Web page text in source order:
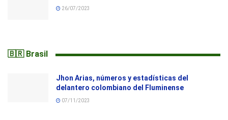
26/07/2023
🇧🇷 Brasil
Jhon Arias, números y estadísticas del
delantero colombiano del Fluminense
07/11/2023